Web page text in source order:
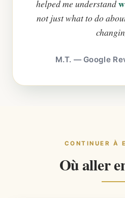
helped me understand
not just what to do
M.T. — Google
CONTINUER À
Où aller